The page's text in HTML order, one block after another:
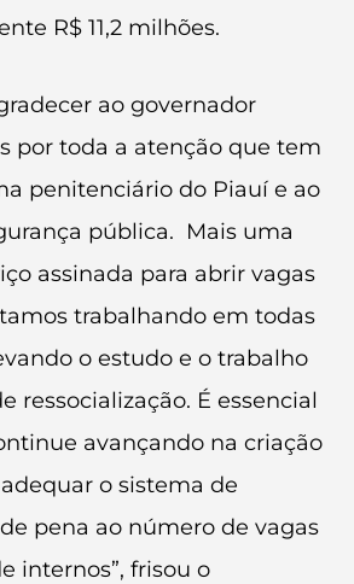
R$ 11,2 milhões.
ao governador
por toda a atenção que tem
penitenciário do Piauí e ao
pública. Mais uma
assinada para abrir vagas
trabalhando em todas
o estudo e o trabalho
ressocialização. É essencial
avançando na criação
o sistema de
pena ao número de vagas
internos”, frisou o